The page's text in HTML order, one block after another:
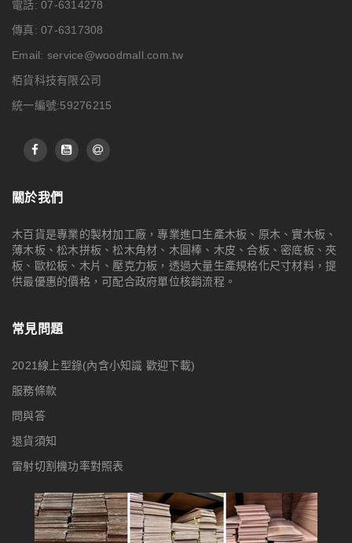
電話: 07-6314278
傳真: 07-6317308
Email: service@woodmall.com.tw
栢貨科技有限公司
統一編號:59276215
關於我們
木百貨是專業的製材加工廠，專業進口生產木板、原木、實木板、
薄木板、松木拼板、松木角材、木圓棒、木皮、合板、密底板、夾
板、歐松板、木片、壓克力板，透過大量生產規格化尺寸材料，提
供最優惠的價格，可配合政府單位核銷流程。
常見問題
2021線上型錄(內含小知識 歡迎下載)
服務條款
問與答
退貨須知
雷射切割機功率對照表